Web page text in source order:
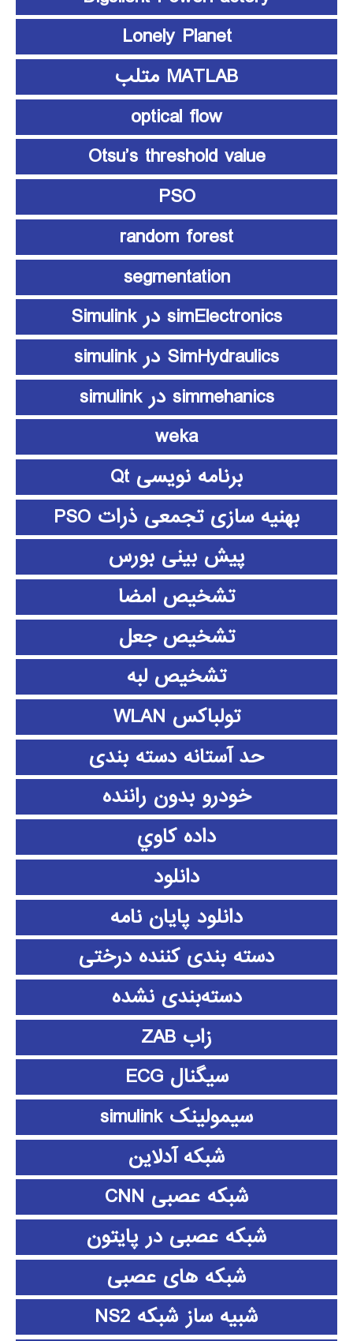
Lonely Planet
MATLAB متلب
optical flow
Otsu’s threshold value
PSO
random forest
segmentation
simElectronics در Simulink
SimHydraulics در simulink
simmehanics در simulink
weka
برنامه نویسی Qt
بهنیه سازی تجمعی ذرات PSO
پیش بینی بورس
تشخیص امضا
تشخیص جعل
تشخیص لبه
تولباکس WLAN
حد آستانه دسته بندی
خودرو بدون راننده
داده كاوي
دانلود
دانلود پايان نامه
دسته بندی کننده درختی
دسته‌بندی نشده
زاب ZAB
سیگنال ECG
سیمولینک simulink
شبکه آدلاین
شبکه عصبی CNN
شبکه عصبی در پایتون
شبکه های عصبی
شبیه ساز شبکه NS2